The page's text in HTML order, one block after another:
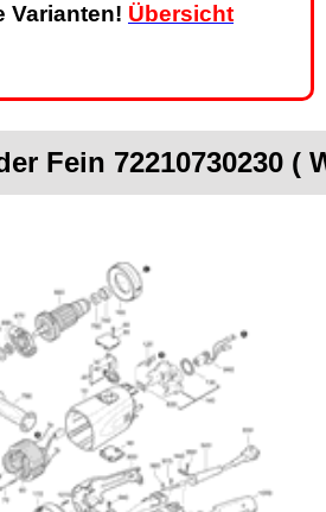
Varianten! Übersicht
Fein 72210730230 (